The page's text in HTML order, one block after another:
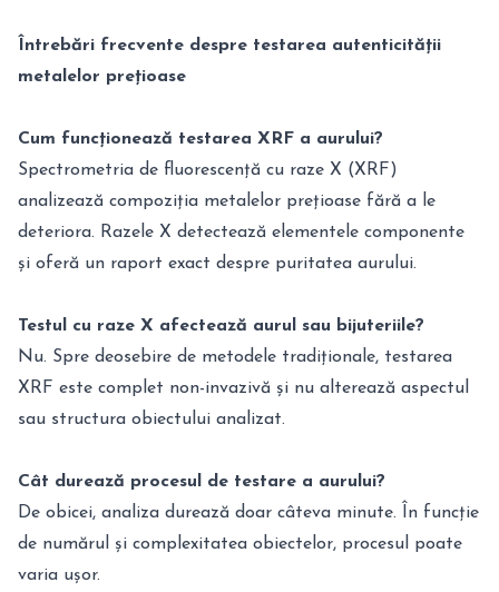
Întrebări frecvente despre testarea autenticității
metalelor prețioase
Cum funcționează testarea XRF a aurului?
Spectrometria de fluorescență cu raze X (XRF)
analizează compoziția metalelor prețioase fără a le
deteriora. Razele X detectează elementele componente
și oferă un raport exact despre puritatea aurului.
Testul cu raze X afectează aurul sau bijuteriile?
Nu. Spre deosebire de metodele tradiționale, testarea
XRF este complet non-invazivă și nu alterează aspectul
sau structura obiectului analizat.
Cât durează procesul de testare a aurului?
De obicei, analiza durează doar câteva minute. În funcție
de numărul și complexitatea obiectelor, procesul poate
varia ușor.